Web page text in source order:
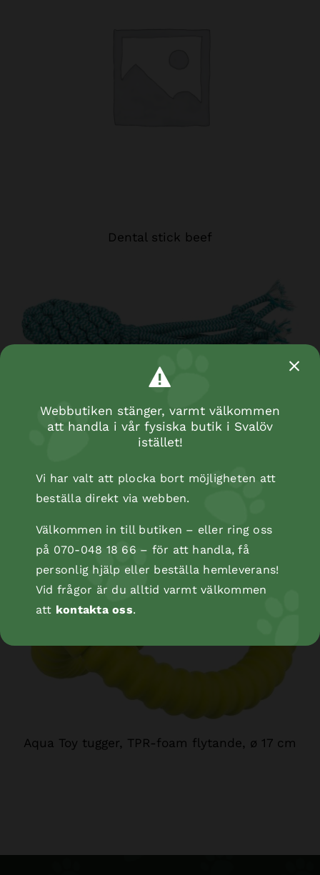
Dental stick beef
Bläckfisk rep, 35 cm
Aqua Toy tugger, TPR-foam flytande, ø 17 cm
Webbutiken stänger, varmt välkommen
att handla i vår fysiska butik i Svalöv
istället!
Vi har valt att plocka bort möjligheten att
beställa direkt via webben.
Välkommen in till butiken – eller ring oss
på 070-048 18 66 – för att handla, få
personlig hjälp eller beställa hemleverans!
Vid frågor är du alltid varmt välkommen
att kontakta oss.